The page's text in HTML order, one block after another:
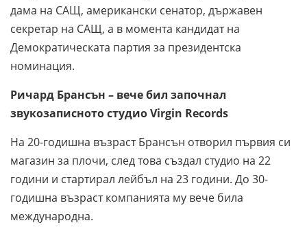
дама на САЩ, американски сенатор, държавен
секретар на САЩ, а в момента кандидат на
Демократическата партия за президентска
номинация.
Ричард Брансън – вече бил започнал
звукозаписното студиоVirgin Records
На 20-годишна възраст Брансън отворил първия си
магазин за плочи, след това създал студио на 22
години и стартирал лейбъл на 23 години. До 30-
годишна възраст компанията му вече била
международна.